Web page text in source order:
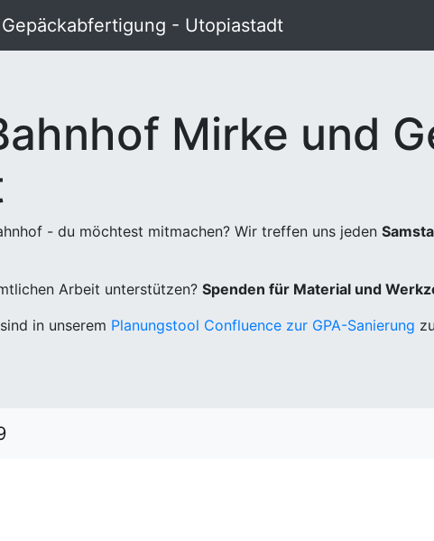
- Utopiastadt
Mirke und
- du möchtest mitmachen? Wir treffen uns jeden
Arbeit unterstützen? Spenden für Material und
sind in unserem Planungstool Confluence zur GPA-Sanierung